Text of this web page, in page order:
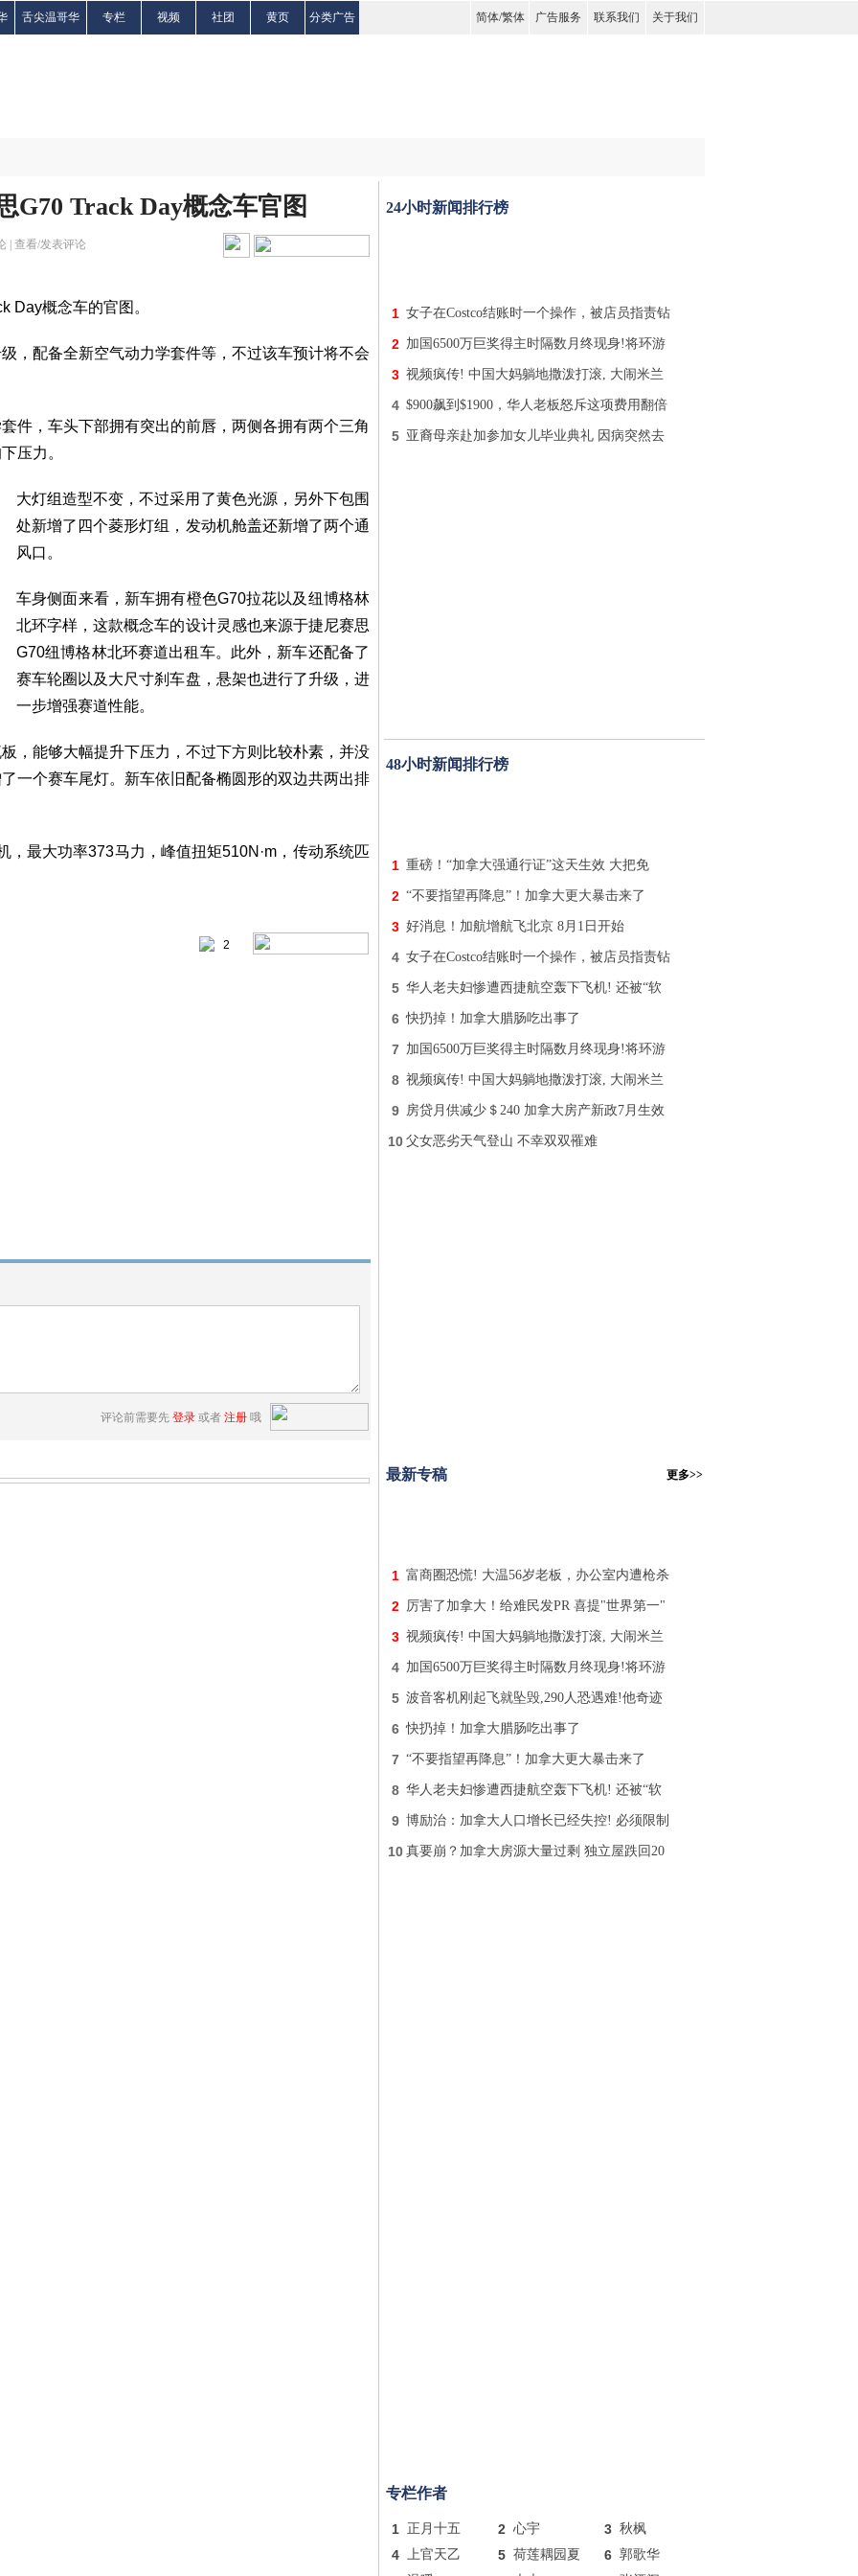
舌尖温哥华 专栏 视频 社团 黄页 分类广告 简体/繁体 广告服务 联系我们 关于我们
G70 Track Day概念车官图
| 查看/发表评论
Day概念车的官图。
，配备全新空气动力学套件等，不过该车预计将不会
件，车头下部拥有突出的前唇，两侧各拥有两个三角
压力。
大灯组造型不变，不过采用了黄色光源，另外下包围
处新增了四个菱形灯组，发动机舱盖还新增了两个通
风口。
车身侧面来看，新车拥有橙色G70拉花以及纽博格林
北环字样，这款概念车的设计灵感也来源于捷尼赛思
G70纽博格林北环赛道出租车。此外，新车还配备了
赛车轮圈以及大尺寸刹车盘，悬架也进行了升级，进
一步增强赛道性能。
，能够大幅提升下压力，不过下方则比较朴素，并没
一个赛车尾灯。新车依旧配备椭圆形的双边共两出排
，最大功率373马力，峰值扭矩510N·m，传动系统匹
2
评论前需要先 登录 或者 注册 哦
24小时新闻排行榜
1 女子在Costco结账时一个操作，被店员指责钻
2 加国6500万巨奖得主时隔数月终现身!将环游
3 视频疯传! 中国大妈躺地撒泼打滚, 大闹米兰
4 $900飙到$1900，华人老板怒斥这项费用翻倍
5 亚裔母亲赴加参加女儿毕业典礼 因病突然去
48小时新闻排行榜
1 重磅！“加拿大强通行证”这天生效 大把免
2 “不要指望再降息”！加拿大更大暴击来了
3 好消息！加航增航飞北京 8月1日开始
4 女子在Costco结账时一个操作，被店员指责钻
5 华人老夫妇惨遭西捷航空轰下飞机! 还被“软
6 快扔掉！加拿大腊肠吃出事了
7 加国6500万巨奖得主时隔数月终现身!将环游
8 视频疯传! 中国大妈躺地撒泼打滚, 大闹米兰
9 房贷月供减少＄240 加拿大房产新政7月生效
10 父女恶劣天气登山 不幸双双罹难
最新专稿 更多>>
1 富商圈恐慌! 大温56岁老板，办公室内遭枪杀
2 厉害了加拿大！给难民发PR 喜提"世界第一"
3 视频疯传! 中国大妈躺地撒泼打滚, 大闹米兰
4 加国6500万巨奖得主时隔数月终现身!将环游
5 波音客机刚起飞就坠毁,290人恐遇难!他奇迹
6 快扔掉！加拿大腊肠吃出事了
7 “不要指望再降息”！加拿大更大暴击来了
8 华人老夫妇惨遭西捷航空轰下飞机! 还被“软
9 博励治：加拿大人口增长已经失控! 必须限制
10 真要崩？加拿大房源大量过剩 独立屋跌回20
专栏作者
1 正月十五 2 心宇 3 秋枫
4 上官天乙 5 荷莲耦园夏 6 郭歌华